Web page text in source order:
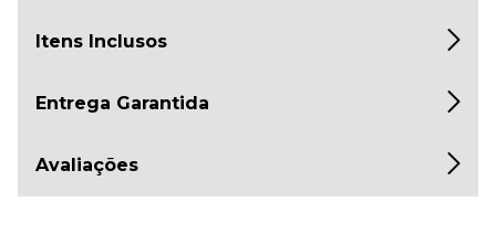
Itens Inclusos
Entrega Garantida
Avaliações